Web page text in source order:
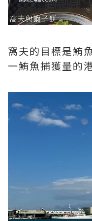
窩夫的目標是鮪
一鮪魚捕獲量的